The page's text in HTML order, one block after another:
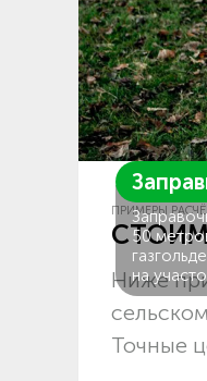
50
на
ПРИМЕРЫ
Ниже
Точные